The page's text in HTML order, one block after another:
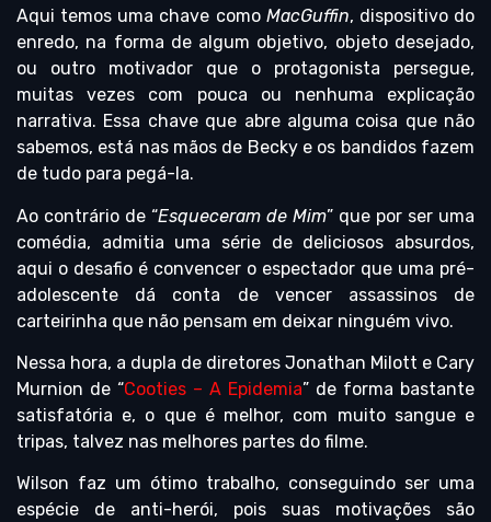
Aqui temos uma chave como MacGuffin, dispositivo do
enredo, na forma de algum objetivo, objeto desejado,
ou outro motivador que o protagonista persegue,
muitas vezes com pouca ou nenhuma explicação
narrativa. Essa chave que abre alguma coisa que não
sabemos, está nas mãos de Becky e os bandidos fazem
de tudo para pegá-la.
Ao contrário de “Esqueceram de Mim” que por ser uma
comédia, admitia uma série de deliciosos absurdos,
aqui o desafio é convencer o espectador que uma pré-
adolescente dá conta de vencer assassinos de
carteirinha que não pensam em deixar ninguém vivo.
Nessa hora, a dupla de diretores Jonathan Milott e Cary
Murnion de “Cooties – A Epidemia” de forma bastante
satisfatória e, o que é melhor, com muito sangue e
tripas, talvez nas melhores partes do filme.
Wilson faz um ótimo trabalho, conseguindo ser uma
espécie de anti-herói, pois suas motivações são